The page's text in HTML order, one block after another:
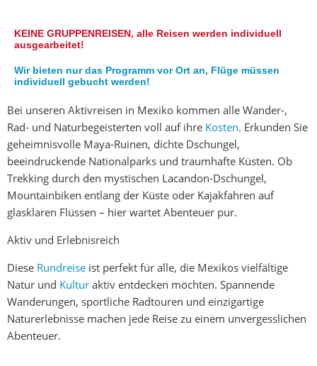
KEINE GRUPPENREISEN, alle Reisen werden individuell
ausgearbeitet!
Wir bieten nur das Programm vor Ort an, Flüge müssen
individuell gebucht werden!
Bei unseren Aktivreisen in Mexiko kommen alle Wander-,
Rad- und Naturbegeisterten voll auf ihre Kosten. Erkunden Sie
geheimnisvolle Maya-Ruinen, dichte Dschungel,
beeindruckende Nationalparks und traumhafte Küsten. Ob
Trekking durch den mystischen Lacandon-Dschungel,
Mountainbiken entlang der Küste oder Kajakfahren auf
glasklaren Flüssen – hier wartet Abenteuer pur.
Aktiv und Erlebnisreich
Diese Rundreise ist perfekt für alle, die Mexikos vielfältige
Natur und Kultur aktiv entdecken möchten. Spannende
Wanderungen, sportliche Radtouren und einzigartige
Naturerlebnisse machen jede Reise zu einem unvergesslichen
Abenteuer.